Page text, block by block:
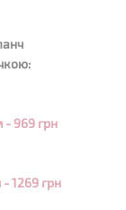
- 969 грн
1269 грн